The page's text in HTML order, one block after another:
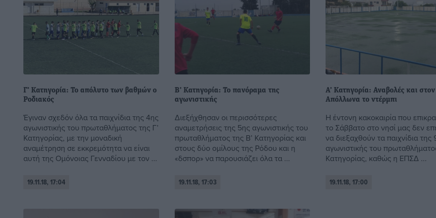
Γ’ Κατηγορία: Το απόλυτο των βαθμών ο
Ροδιακός
Έγιναν σχεδόν όλα τα παιχνίδια της 4ης
αγωνιστικής του πρωταθλήματος της Γ’
Κατηγορίας, με την μοναδική
αναμέτρηση σε εκκρεμότητα να είναι
αυτή της Ομόνοιας Γενναδίου με τον ...
19.11.18, 17:04
Β’ Κατηγορία: Το πανόραμα της
αγωνιστικής
Διεξήχθησαν οι περισσότερες
αναμετρήσεις της 5ης αγωνιστικής του
πρωταθλήματος της Β’ Κατηγορίας και
στους δύο ομίλους της Ρόδου και η
«δσπορ» να παρουσιάζει όλα τα ...
19.11.18, 17:03
Α’ Κατηγορία: Αναβολές και στον
Απόλλωνα το ντέρμπι
Η έντονη κακοκαιρία που
το Σάββατο στο νησί μας δεν
να διεξαχθούν τα παιχνίδια της
αγωνιστικής του
Κατηγορίας, καθώς η ΕΠΣΔ ...
19.11.18, 17:00